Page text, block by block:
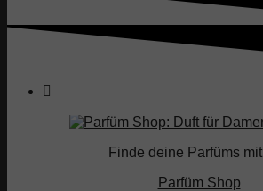
Finde deine Parfüms mit
Parfüm Shop